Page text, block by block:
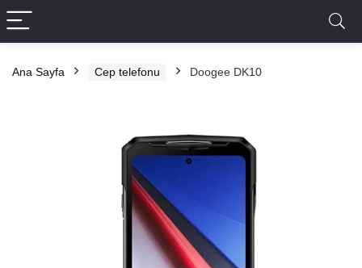
Ana Sayfa Cep telefonu Doogee DK10